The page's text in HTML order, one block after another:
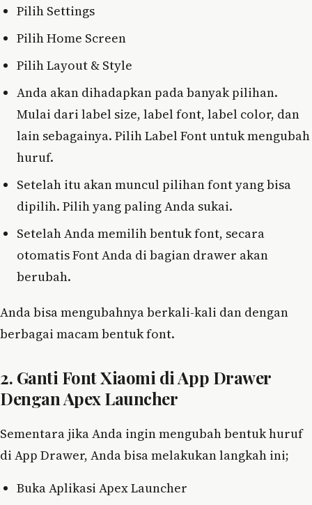
Pilih Settings
Pilih Home Screen
Pilih Layout & Style
Anda akan dihadapkan pada banyak pilihan.
Mulai dari label size, label font, label color, dan
lain sebagainya. Pilih Label Font untuk mengubah
huruf.
Setelah itu akan muncul pilihan font yang bisa
dipilih. Pilih yang paling Anda sukai.
Setelah Anda memilih bentuk font, secara
otomatis Font Anda di bagian drawer akan
berubah.
Anda bisa mengubahnya berkali-kali dan dengan
berbagai macam bentuk font.
2. Ganti Font Xiaomi di App Drawer
Dengan Apex Launcher
Sementara jika Anda ingin mengubah bentuk huruf
di App Drawer, Anda bisa melakukan langkah ini;
Buka Aplikasi Apex Launcher